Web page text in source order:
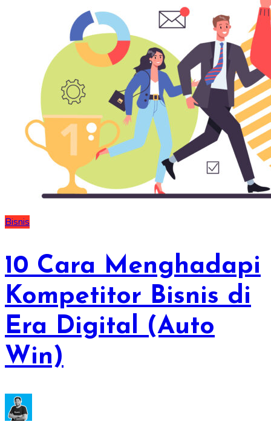
Bisnis
10 Cara Menghadapi
Kompetitor Bisnis di
Era Digital (Auto
Win)